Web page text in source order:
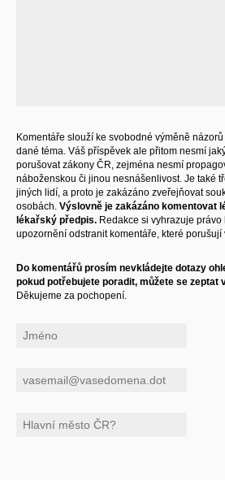
Komentáře slouží ke svobodné výměně
dané téma. Váš příspěvek ale přitom nesmí
porušovat zákony ČR, zejména nesmí
náboženskou či jinou nesnášenlivost. Je také
jiných lidí, a proto je zakázáno zveřejňovat
osobách. Výslovně je zakázáno komentovat
lékařský předpis. Redakce si vyhrazuje
upozornění odstranit komentáře, které porušují
Do komentářů prosím nevkládejte dotazy
pokud potřebujete poradit, můžete se zeptat
Děkujeme za pochopení.